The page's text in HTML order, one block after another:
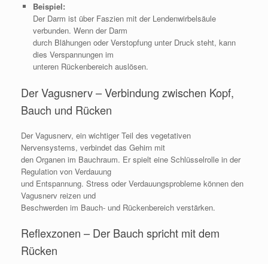
Beispiel:
Der Darm ist über Faszien mit der Lendenwirbelsäule
verbunden. Wenn der Darm
durch Blähungen oder Verstopfung unter Druck steht, kann
dies Verspannungen im
unteren Rückenbereich auslösen.
Der Vagusnerv – Verbindung zwischen Kopf,
Bauch und Rücken
Der Vagusnerv, ein wichtiger Teil des vegetativen
Nervensystems, verbindet das Gehirn mit
den Organen im Bauchraum. Er spielt eine Schlüsselrolle in der
Regulation von Verdauung
und Entspannung. Stress oder Verdauungsprobleme können den
Vagusnerv reizen und
Beschwerden im Bauch- und Rückenbereich verstärken.
Reflexzonen – Der Bauch spricht mit dem
Rücken